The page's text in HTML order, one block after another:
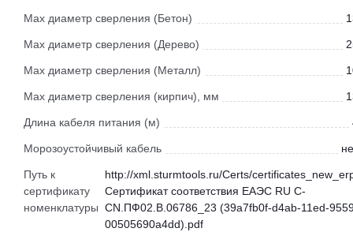
Мах диаметр сверления (Бетон)
Мах диаметр сверления (Дерево)
Мах диаметр сверления (Металл)
Мах диаметр сверления (кирпич), мм
Длина кабеля питания (м)
Морозоустойчивый кабель
Путь к
сертификату
номенклатуры
http://xml.sturmtools.ru/Certs/
Сертификат соответствия ЕАЭС RU С-
CN.ПФ02.В.06786_23 (39a7fb0f-d4ab-11ed-
00505690a4dd).pdf